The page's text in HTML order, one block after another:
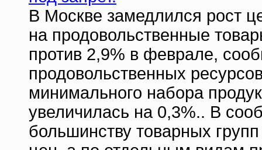
В Москве замедлился рост
на продовольственные
против 2,9% в феврале,
продовольственных
минимального набора
увеличилась на 0,3%.. В
большинству товарных